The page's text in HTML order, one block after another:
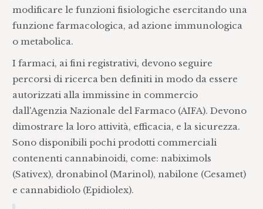
modificare le funzioni fisiologiche esercitando una
funzione farmacologica, ad azione immunologica
o metabolica.
I farmaci, ai fini registrativi, devono seguire
percorsi di ricerca ben definiti in modo da essere
autorizzati alla immissine in commercio
dall'Agenzia Nazionale del Farmaco (AIFA). Devono
dimostrare la loro attività, efficacia, e la sicurezza.
Sono disponibili pochi prodotti commerciali
contenenti cannabinoidi, come: nabiximols
(Sativex), dronabinol (Marinol), nabilone (Cesamet)
e cannabidiolo (Epidiolex).